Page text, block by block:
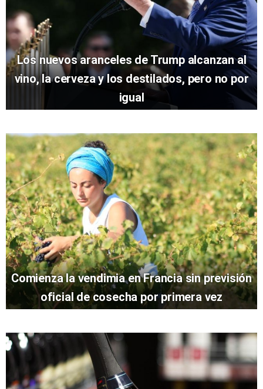
Los nuevos aranceles de Trump alcanzan al
vino, la cerveza y los destilados, pero no por
igual
Comienza la vendimia en Francia sin previsión
oficial de cosecha por primera vez